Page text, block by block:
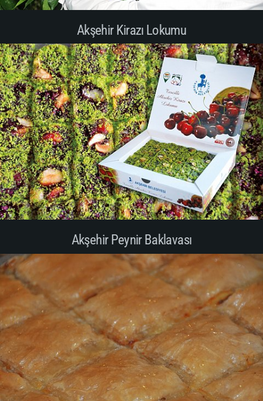
Akşehir Kirazı Lokumu
Akşehir Peynir Baklavası